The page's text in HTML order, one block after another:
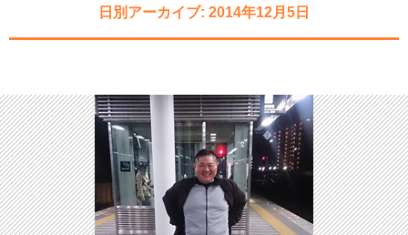
日別アーカイブ: 2014年12月5日